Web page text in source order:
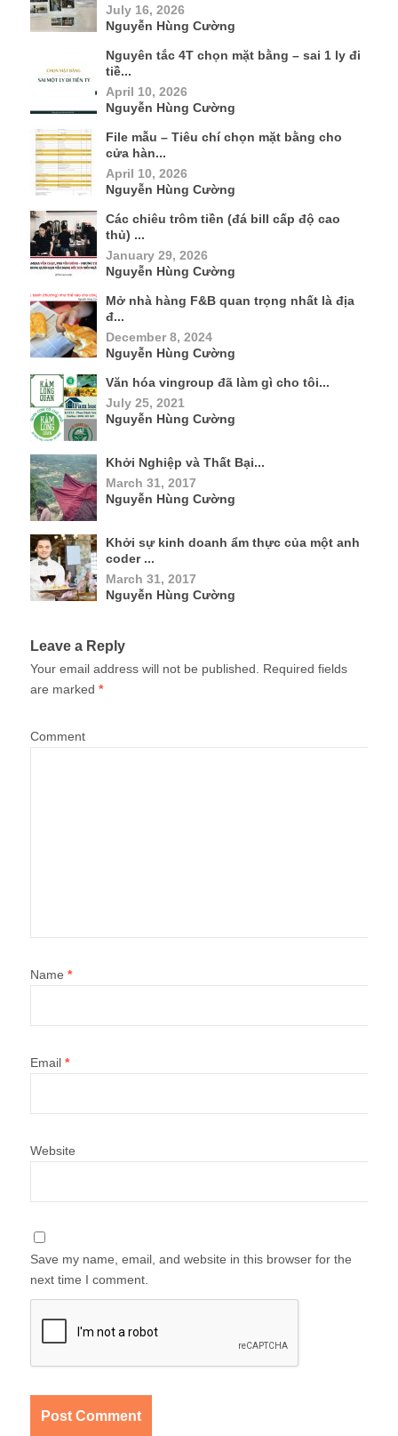
July 16, 2026
Nguyễn Hùng Cường
Nguyên tắc 4T chọn mặt bằng – sai 1 ly đi
tiề...
April 10, 2026
Nguyễn Hùng Cường
File mẫu – Tiêu chí chọn mặt bằng cho
cửa hàn...
April 10, 2026
Nguyễn Hùng Cường
Các chiêu trôm tiền (đá bill cấp độ cao
thủ) ...
January 29, 2026
Nguyễn Hùng Cường
Mở nhà hàng F&B quan trọng nhất là địa
đ...
December 8, 2024
Nguyễn Hùng Cường
Văn hóa vingroup đã làm gì cho tôi...
July 25, 2021
Nguyễn Hùng Cường
Khởi Nghiệp và Thất Bại...
March 31, 2017
Nguyễn Hùng Cường
Khởi sự kinh doanh ẩm thực của một anh
coder ...
March 31, 2017
Nguyễn Hùng Cường
Leave a Reply
Your email address will not be published.
Required fields
are marked *
Comment
Name *
Email *
Website
Save my name, email, and website in this browser for the
next time I comment.